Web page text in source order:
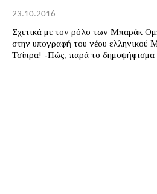
23.10.2016
Σχετικά με τον ρόλο των Μπαράκ
στην υπογραφή του νέου ελληνικού
Τσίπρα! -Πώς, παρά το δημοψήφισμα